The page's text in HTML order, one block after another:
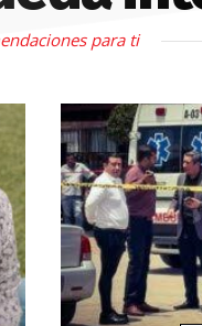
para ti